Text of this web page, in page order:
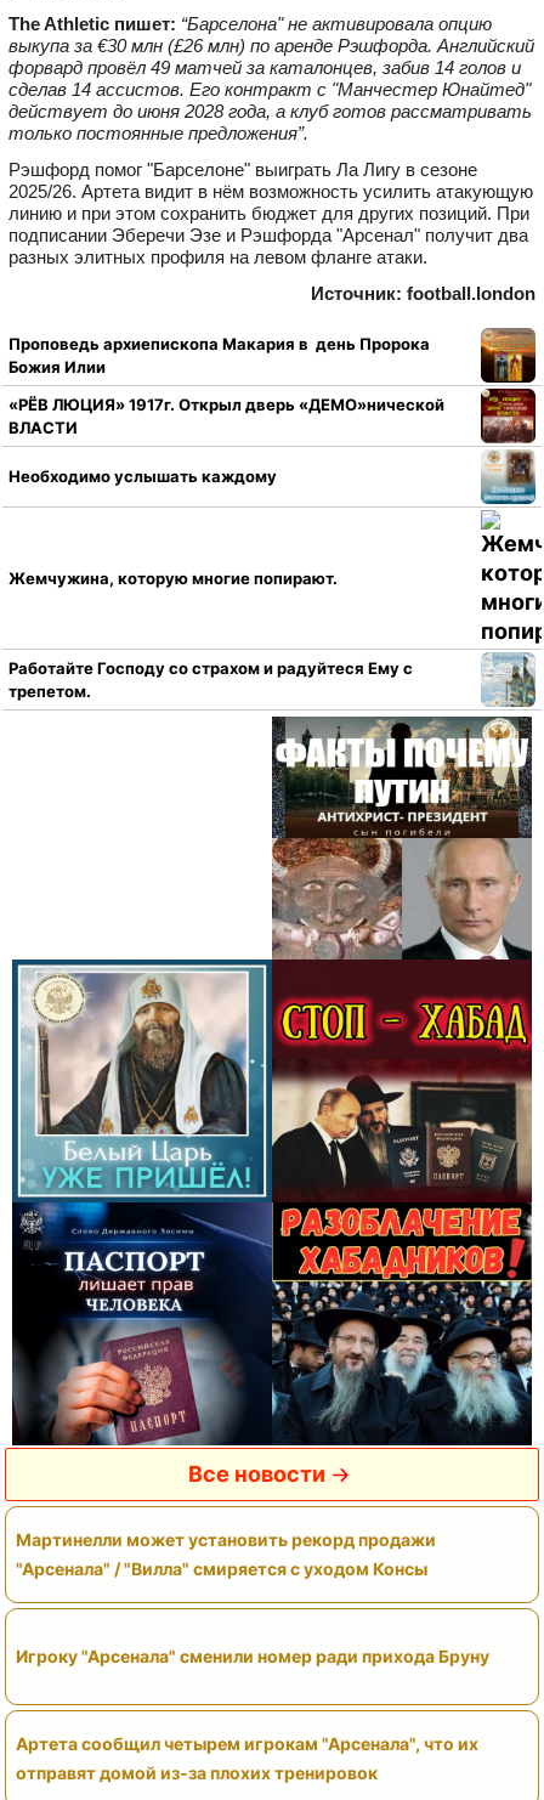
The Athletic пишет: “Барселона" не активировала опцию
выкупа за €30 млн (£26 млн) по аренде Рэшфорда. Английский
форвард провёл 49 матчей за каталонцев, забив 14 голов и
сделав 14 ассистов. Его контракт с "Манчестер Юнайтед"
действует до июня 2028 года, а клуб готов рассматривать
только постоянные предложения”.
Рэшфорд помог "Барселоне" выиграть Ла Лигу в сезоне
2025/26. Артета видит в нём возможность усилить атакующую
линию и при этом сохранить бюджет для других позиций. При
подписании Эберечи Эзе и Рэшфорда "Арсенал" получит два
разных элитных профиля на левом фланге атаки.
Источник: football.london
Проповедь архиепископа Макария в день Пророка
Божия Илии
«РЁВ ЛЮЦИЯ» 1917г. Открыл дверь «ДЕМО»нической
ВЛАСТИ
Необходимо услышать каждому
Жемчужина, которую многие попирают.
Работайте Господу со страхом и радуйтеся Ему с
трепетом.
Все новости
Мартинелли может установить рекорд продажи
"Арсенала" / "Вилла" смиряется с уходом Консы
Игроку "Арсенала" сменили номер ради прихода Бруну
Артета сообщил четырем игрокам "Арсенала", что их
отправят домой из-за плохих тренировок